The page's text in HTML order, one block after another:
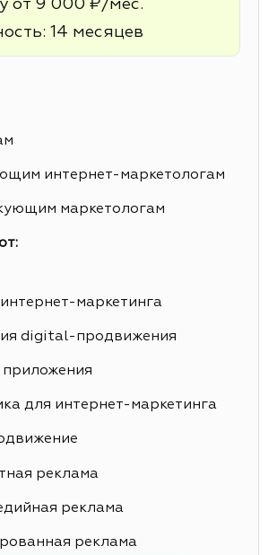
от 9 000 ₽/мес.
14 месяцев
интернет-маркетологам
маркетологам
маркетинга
digital-продвижения
для интернет-маркетинга
реклама
реклама
реклама